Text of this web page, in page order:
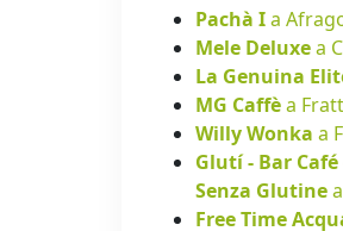
Pachà Ia
Mele Deluxea
La Genuina
MG Caffèa
Willy Wonka a
Glutí - Bar
Senza Glutine
Free Time